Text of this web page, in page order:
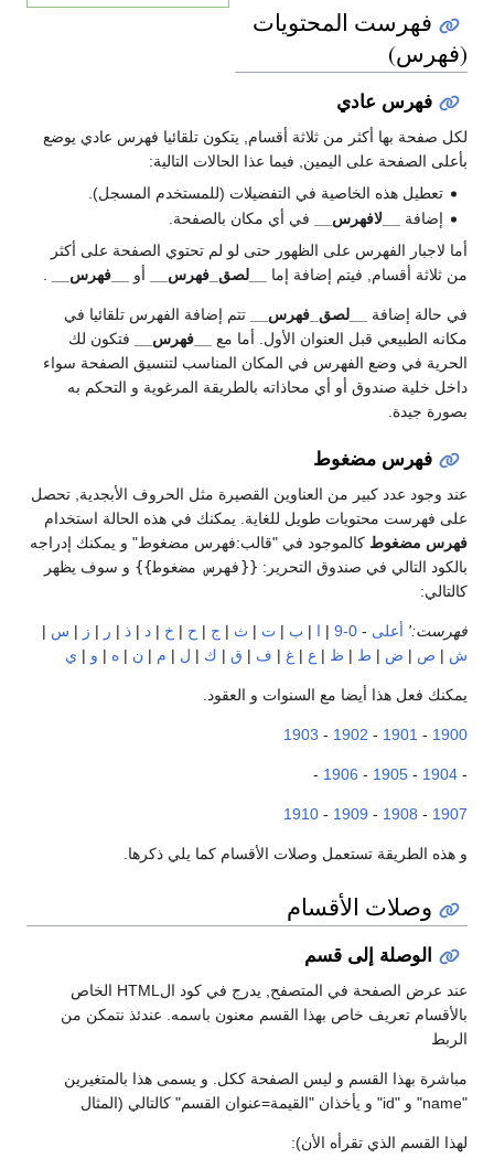
فهرست المحتويات
(فهرس)
فهرس عادي
لكل صفحة بها أكثر من ثلاثة أقسام, يتكون تلقائيا فهرس عادي يوضع
بأعلى الصفحة على اليمين, فيما عذا الحالات التالية:
تعطيل هذه الخاصية في التفضيلات (للمستخدم المسجل).
إضافة
__لافهرس__
في أي مكان بالصفحة.
أما لاجبار الفهرس على الظهور حتى لو لم تحتوي الصفحة على أكثر
من ثلاثة أقسام, فيتم إضافة إما
__لصق_فهرس__ أو __فهرس__ .
في حالة إضافة __لصق_فهرس__
تتم إضافة الفهرس تلقائيا في
مكانه الطبيعي قبل العنوان الأول. أما مع
__فهرس__
فتكون لك
الحرية في وضع الفهرس في المكان المناسب لتنسيق الصفحة سواء
داخل خلية صندوق أو أي محاذاته بالطريقة المرغوية و التحكم به
بصورة جيدة.
فهرس مضغوط
عند وجود عدد كبير من العناوين القصيرة مثل الحروف الأبجدية, تحصل
على فهرست محتويات طويل للغاية. يمكنك في هذه الحالة استخدام
فهرس مضغوط كالموجود في "قالب:فهرس مضغوط" و يمكنك إدراجه
بالكود التالي في صندوق التحرير: {{فهرس مضغوط}} و سوف يظهر
كالتالي:
فهرست:' أعلى -
0-9
| ا | ب | ت | ث | ج | ح | خ | د | ذ | ر | ز | س |
ش | ص | ض | ط | ظ | ع | غ | ف | ق | ك | ل | م | ن | ه | و | ي
يمكنك فعل هذا أيضا مع السنوات و العقود.
1900
-
1901
-
1902
-
1903
-
1904
-
1905
-
1906
-
1907
-
1908
-
1909
-
1910
و هذه الطريقة تستعمل وصلات الأقسام كما يلي ذكرها.
وصلات الأقسام
الوصلة إلى قسم
عند عرض الصفحة في المتصفح, يدرج في كود الHTML الخاص
بالأقسام تعريف خاص بهذا القسم معنون باسمه. عندئذ نتمكن من
الربط
مباشرة بهذا القسم و ليس الصفحة ككل. و يسمى هذا بالمتغيرين
"name" و "id" و يأخذان "القيمة=عنوان القسم" كالتالي (المثال
لهذا القسم الذي تقرأه الأن):